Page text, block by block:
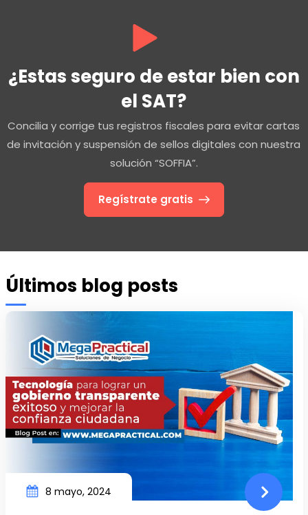
¿Estas seguro de estar bien con
el SAT?
Concilia y corrige tus registros fiscales para evitar cartas
de invitación y suspensión de sellos digitales con nuestra
solución “SOFFIA”.
Regístrate gratis
Últimos blog posts
8 mayo, 2024